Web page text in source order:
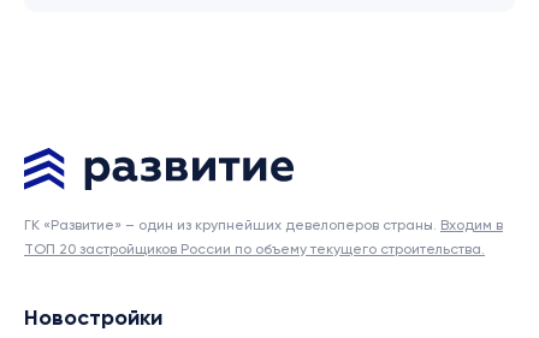
ГК «Развитие» – один из крупнейших девелоперов страны. Входим в
ТОП 20 застройщиков России по объему текущего строительства.
Новостройки